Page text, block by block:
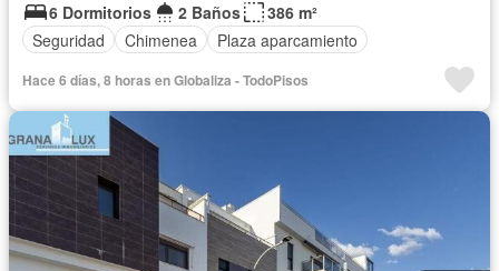
6 Dormitorios
2 Baños
386 m²
Seguridad
Chimenea Plaza aparcamiento
Hace 6 días, 8 horas en Globaliza - TodoPisos